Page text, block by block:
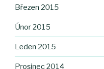
Březen 2015
Únor 2015
Leden 2015
Prosinec 2014